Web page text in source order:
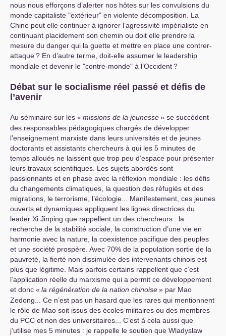
nous nous efforçons d’alerter nos hôtes sur les convulsions du
monde capitaliste "extérieur" en violente décomposition. La
Chine peut elle continuer à ignorer l’agressivité impérialiste en
continuant placidement son chemin ou doit elle prendre la
mesure du danger qui la guette et mettre en place une contrer-
attaque? En d’autre terme, doit-elle assumer le leadership
mondiale et devenir le "contre-monde" à l’Occident?
Débat sur le socialisme réel passé et défis de
l’avenir
Au séminaire sur les « missions de la jeunesse» se succèdent
des responsables pédagogiques chargés de développer
l’enseignement marxiste dans leurs universités et de jeunes
doctorants et assistants chercheurs à qui les 5 minutes de
temps alloués ne laissent que trop peu d’espace pour présenter
leurs travaux scientifiques. Les sujets abordés sont
passionnants et en phase avec la réflexion mondiale : les défis
du changements climatiques, la question des réfugiés et des
migrations, le terrorisme, l’écologie... Manifestement, ces jeunes
ouverts et dynamiques appliquent les lignes directrices du
leader Xi Jinping que rappellent un des chercheurs : la
recherche de la stabilité sociale, la construction d’une vie en
harmonie avec la nature, la coexistence pacifique des peuples
et une société prospère. Avec 70% de la population sortie de la
pauvreté, la fierté non dissimulée des intervenants chinois est
plus que légitime. Mais parfois certains rappellent que c’est
l’application réelle du marxisme qui a permit ce développement
et donc « la régénération de la nation chinoise» par Mao
Zedong... Ce n’est pas un hasard que les rares qui mentionnent
le rôle de Mao soit issus des écoles militaires ou des membres
du PCC et non des universitaires... C’est à cela aussi que
j’utilise mes 5 minutes : je rappelle le soutien que Wladyslaw